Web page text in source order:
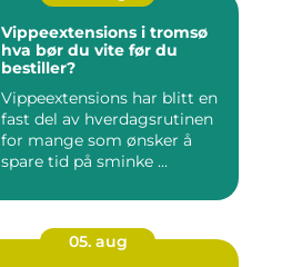
Vippeextensions i tromsø
hva bør du vite før du
bestiller?
Vippeextensions har blitt en
fast del av hverdagsrutinen
for mange som ønsker å
spare tid på sminke ...
05. aug